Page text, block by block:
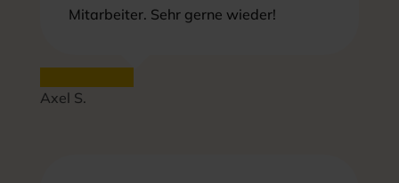
Mitarbeiter. Sehr gerne wieder!
Axel S.